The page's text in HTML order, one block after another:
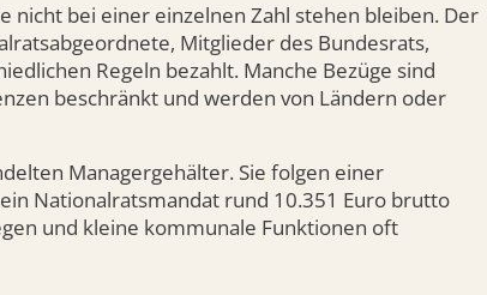
nicht bei einer einzelnen Zahl stehen bleiben. Der
Mitglieder des Bundesrats,
Regeln bezahlt. Manche Bezüge sind
beschränkt und werden von Ländern oder
Managergehälter. Sie folgen einer
Nationalratsmandat rund 10.351 Euro brutto
und kleine kommunale Funktionen oft